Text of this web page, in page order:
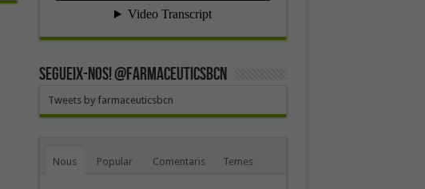
SEGUEIX-NOS! @farmaceuticsbcn
Tweets by farmaceuticsbcn
Nous Popular Comentaris Temes